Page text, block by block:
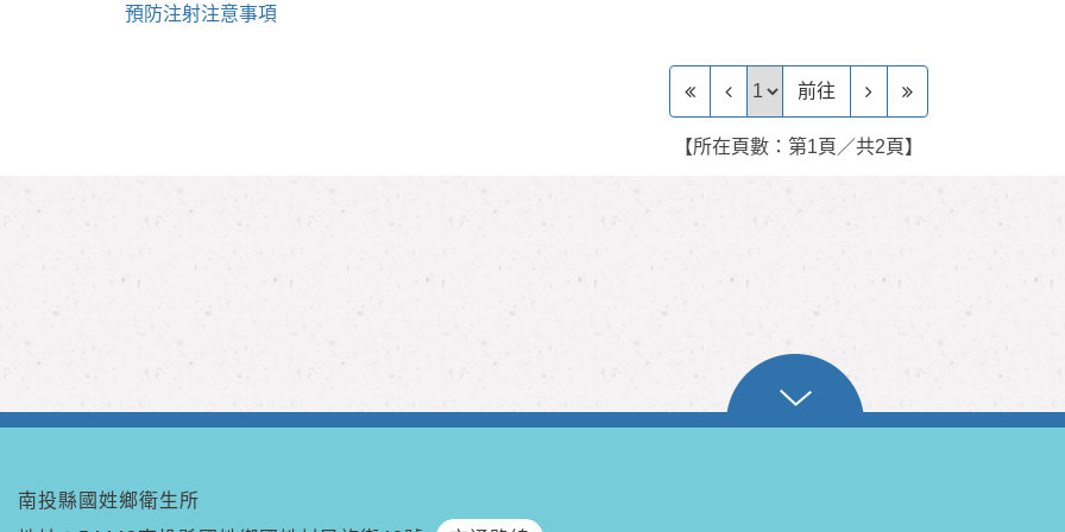
預防注射注意事項
前往頁前往
【所在頁數：第1頁／共2頁】
南投縣國姓鄉衛生所